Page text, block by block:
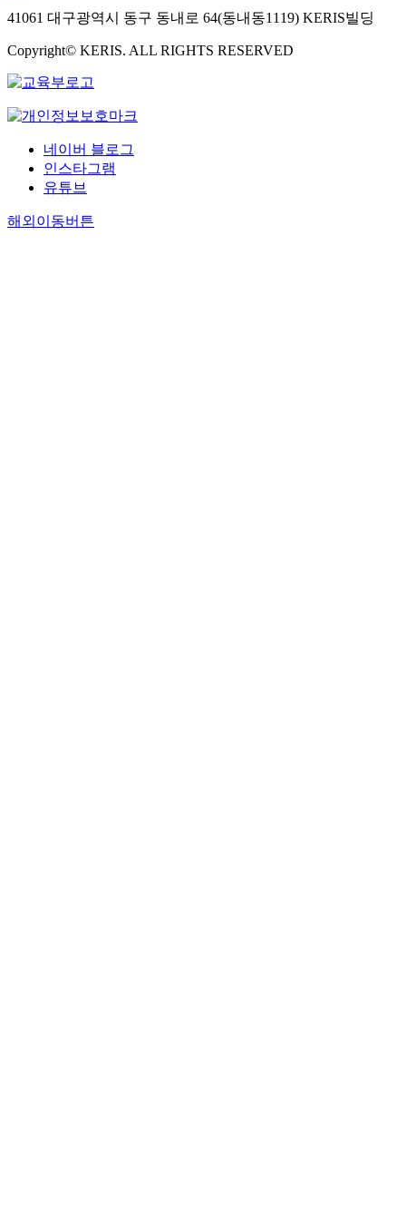
41061 대구광역시 동구 동내로 64(동내동1119) KERIS빌딩
Copyright© KERIS. ALL RIGHTS RESERVED
네이버 블로그
인스타그램
유튜브
해외이동버튼